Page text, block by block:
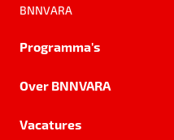
BNNVARA
Programma's
Over BNNVARA
Vacatures